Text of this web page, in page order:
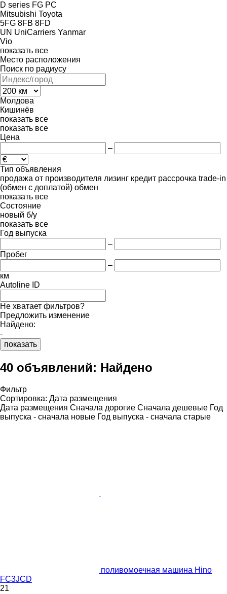
D series FG PC
Mitsubishi Toyota
5FG 8FB 8FD
UN UniCarriers Yanmar
Vio
показать все
Место расположения
Поиск по радиусу
Молдова
Кишинёв
показать все
показать все
Цена
–
Тип объявления
продажа от производителя лизинг кредит рассрочка trade-in
(обмен с доплатой) обмен
показать все
Состояние
новый б/у
показать все
Год выпуска
–
Пробег
–
км
Autoline ID
Не хватает фильтров?
Предложить изменение
Найдено:
-
показать
40 объявлений: Найдено
Фильтр
Сортировка: Дата размещения
Дата размещения Сначала дорогие Сначала дешевые Год
выпуска - сначала новые Год выпуска - сначала старые
поливомоечная машина Hino
FC3JCD
21